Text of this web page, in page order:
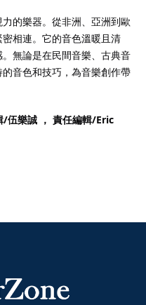
的樂器。從非洲、亞洲到歐
相連。它的音色溫暖且清
無論是在民間音樂、古典音
音色和技巧，為音樂創作帶
/伍樂誠 ， 責任編輯/Eric